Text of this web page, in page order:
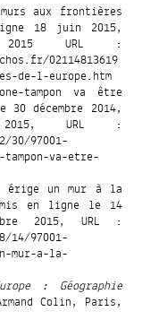
murs aux frontières
18 juin 2015,
URL :
02114813619
de-l-europe.htm
tampon va être
décembre 2014,
URL :
30/97001-
tampon-va-etre-
érige un mur à la
en ligne le 14
2015, URL :
14/97001-
mur-a-la-
: Géographie
Colin, Paris,